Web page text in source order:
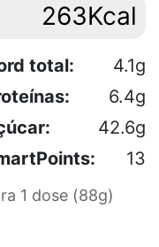
263Kcal
total:
4.1g
6.4g
42.6g
13
1 dose (88g)